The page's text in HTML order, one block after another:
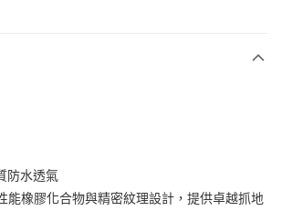
行
遠東國際商業銀行
防水透氣
能橡膠化合物與精密紋理設計，提供卓越抓地